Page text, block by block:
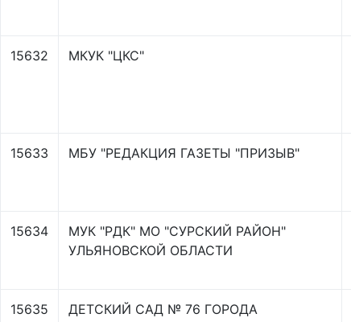
15632 МКУК "ЦКС"
15633 МБУ "РЕДАКЦИЯ ГАЗЕТЫ "ПРИЗЫВ"
15634
МУК "РДК" МО "СУРСКИЙ РАЙОН"
УЛЬЯНОВСКОЙ ОБЛАСТИ
15635
ДЕТСКИЙ САД № 76 ГОРОДА